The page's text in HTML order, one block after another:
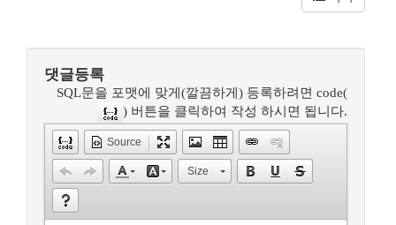
댓글등록
SQL문을 포맷에 맞게(깔끔하게) 등록하려면 code(
) 버튼을 클릭하여 작성 하시면 됩니다.
Source
Size